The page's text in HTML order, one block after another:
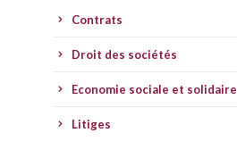
Contrats
Droit des sociétés
Economie sociale et solidaire
Litiges